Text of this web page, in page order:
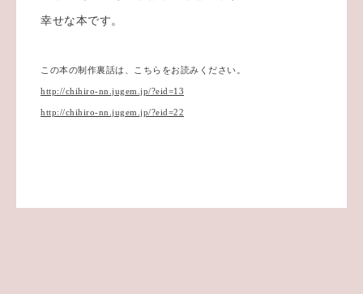
幸せな本です。
この本の制作裏話は、こちらをお読みください。
http://chihiro-nn.jugem.jp/?eid=13
http://chihiro-nn.jugem.jp/?eid=22